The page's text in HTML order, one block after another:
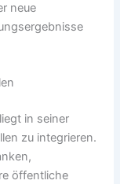
neue
in seiner
zu integrieren.
öffentliche